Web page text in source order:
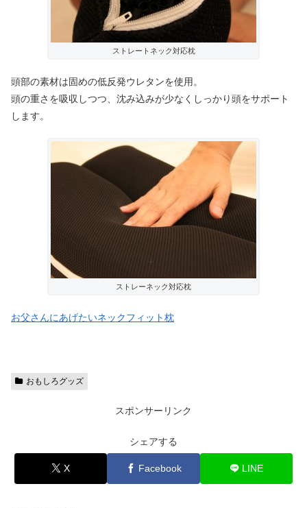
ストレートネック対応枕
頭部の素材は固めの低反発ウレタンを使用。
頭の重さを吸収しつつ、沈み込みが少なくしっかり頭をサポート
します。
ストレーネック対応枕
お父さんにあげたいネックフィット枕
おもしろグッズ
スポンサーリンク
シェアする
X Facebook LINE